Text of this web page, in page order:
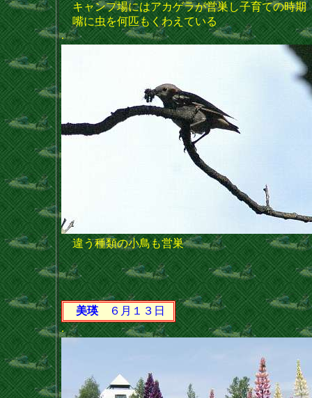
キャンプ場にはアカゲラが営巣し子育ての時期
嘴に虫を何匹もくわえている
.
違う種類の小鳥も営巣
美瑛
６月１３日
.